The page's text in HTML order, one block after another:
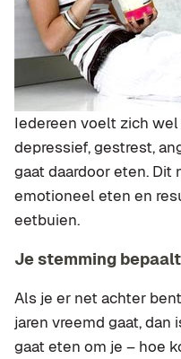
Iedereen voelt zich
depressief, gestrest,
gaat daardoor eten. Dit
emotioneel eten en
eetbuien.
Je stemming
Als je er net achter
jaren vreemd gaat,
gaat eten om je – hoe